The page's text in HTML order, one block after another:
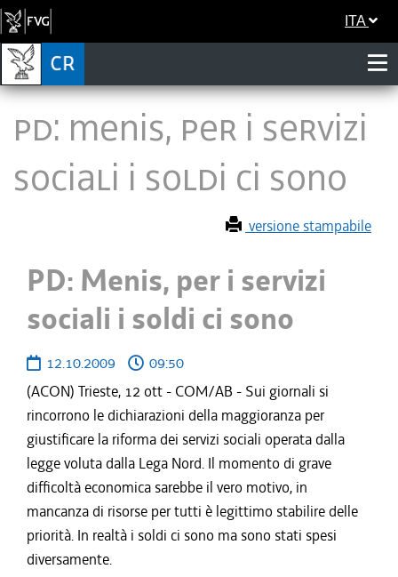
ITA
PD: Menis, per i servizi
sociali i soldi ci sono
versione stampabile
PD: Menis, per i servizi
sociali i soldi ci sono
12.10.2009
09:50
(ACON) Trieste, 12 ott - COM/AB - Sui giornali si
rincorrono le dichiarazioni della maggioranza per
giustificare la riforma dei servizi sociali operata dalla
legge voluta dalla Lega Nord. Il momento di grave
difficoltà economica sarebbe il vero motivo, in
mancanza di risorse per tutti è legittimo stabilire delle
priorità. In realtà i soldi ci sono ma sono stati spesi
diversamente.